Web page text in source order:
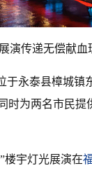
演传递无偿献血
于永泰县樟城镇
时为两名市民提
楼宇灯光展演在